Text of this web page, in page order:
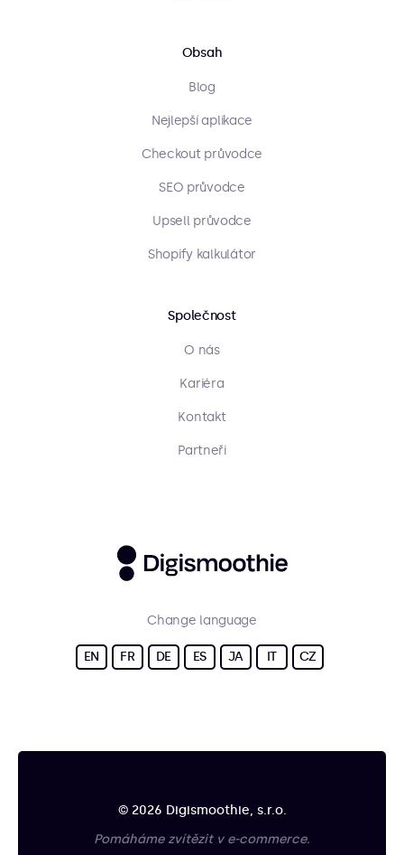
Obsah
Blog
Nejlepší aplikace
Checkout průvodce
SEO průvodce
Upsell průvodce
Shopify kalkulátor
Společnost
O nás
Kariéra
Kontakt
Partneři
Change language
EN FR DE ES JA IT CZ
© 2026 Digismoothie, s.r.o.
Pomáháme zvítězit v e-commerce.